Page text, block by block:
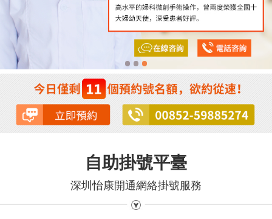
自助掛號平臺
深圳怡康開通網絡掛號服務